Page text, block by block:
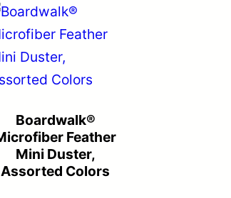
Boardwalk®
Feather
Mini Duster,
Assorted Colors